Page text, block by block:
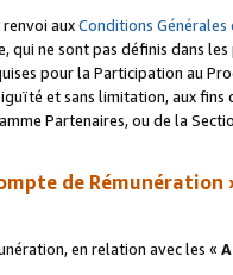
auxConditions Générales
qui ne sont pas définis dans
pour la Participation au
et sans limitation, aux fins
Partenaires, ou de la
de Rémunération
en relation avec les «